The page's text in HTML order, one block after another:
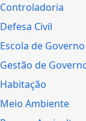
Controladoria
Defesa Civil
Escola de Governo
Gestão de
Habitação
Meio Ambiente